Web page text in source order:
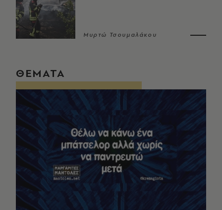
Μυρτώ Τσουμαλάκου
ΘΕΜΑΤΑ